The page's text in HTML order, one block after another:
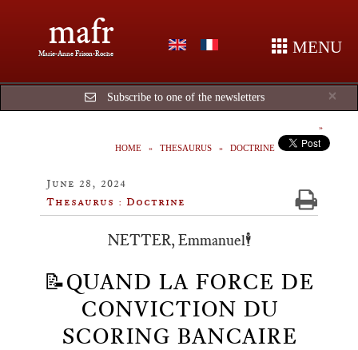
mafr
Marie-Anne Frison-Roche MENU
×
Subscribe to one of the newsletters
HOME THESAURUS DOCTRINE
June 28, 2024
Thesaurus : Doctrine
NETTER, Emmanuel🕴️
📝QUAND LA FORCE DE
CONVICTION DU
SCORING BANCAIRE